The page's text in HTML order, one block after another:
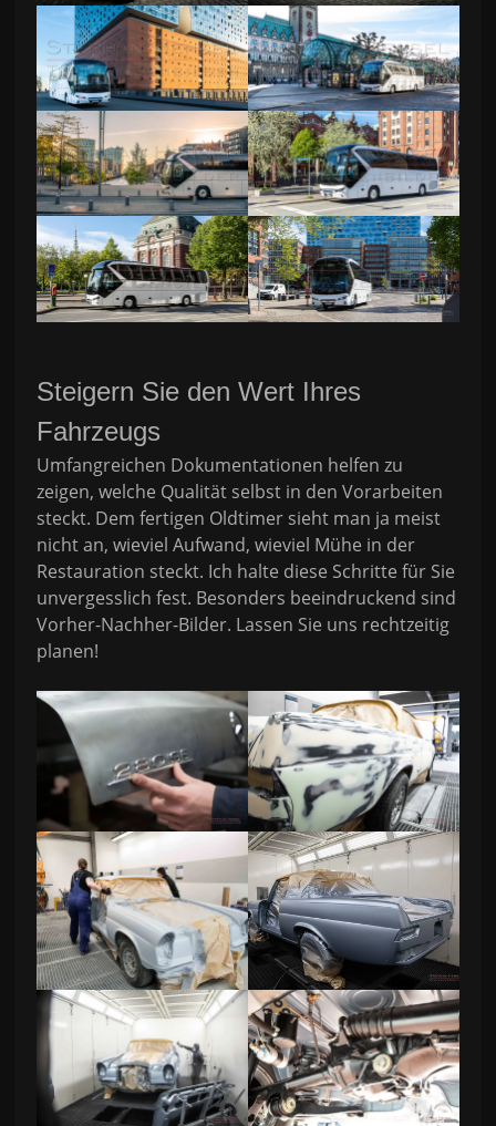
Steigern Sie den Wert Ihres
Fahrzeugs
Umfangreichen Dokumentationen helfen zu
zeigen, welche Qualität selbst in den Vorarbeiten
steckt. Dem fertigen Oldtimer sieht man ja meist
nicht an, wieviel Aufwand, wieviel Mühe in der
Restauration steckt. Ich halte diese Schritte für Sie
unvergesslich fest. Besonders beeindruckend sind
Vorher-Nachher-Bilder. Lassen Sie uns rechtzeitig
planen!